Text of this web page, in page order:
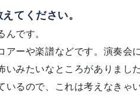
てください。
です。
ーや楽譜などです。演奏会
みたいなところがありました
いるので、これは考えなきゃ